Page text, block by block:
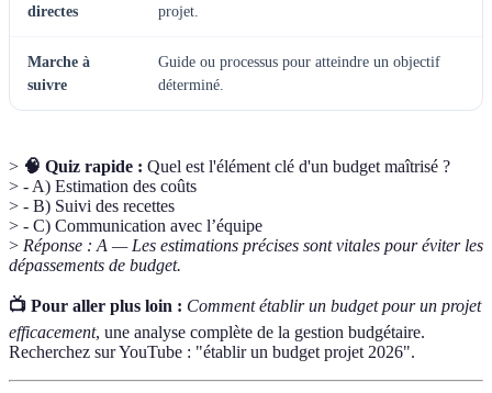
directes
projet.
Marche à
suivre
Guide ou processus pour atteindre un objectif
déterminé.
> 🧠 Quiz rapide : Quel est l'élément clé d'un budget maîtrisé ?
> - A) Estimation des coûts
> - B) Suivi des recettes
> - C) Communication avec l’équipe
> Réponse : A — Les estimations précises sont vitales pour éviter les
dépassements de budget.
📺 Pour aller plus loin : Comment établir un budget pour un projet
efficacement, une analyse complète de la gestion budgétaire.
Recherchez sur YouTube : "établir un budget projet 2026".